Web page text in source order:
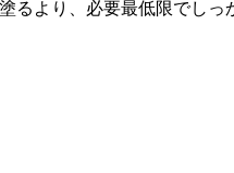
るより、必要最低限でしっ